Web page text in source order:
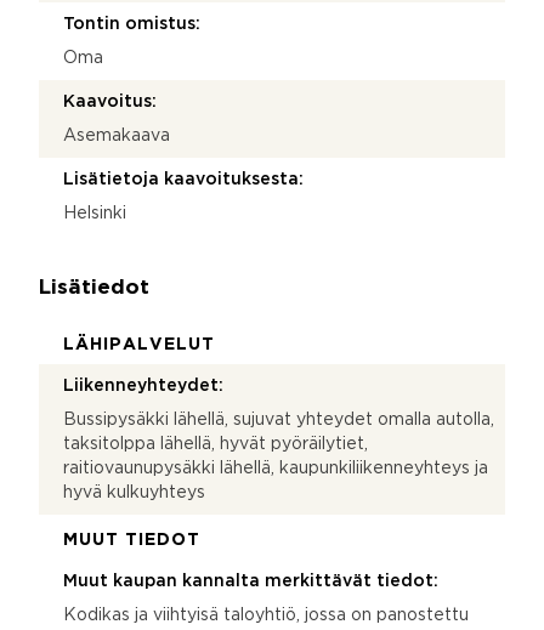
Tontin omistus:
Oma
Kaavoitus:
Asemakaava
Lisätietoja kaavoituksesta:
Helsinki
Lisätiedot
LÄHIPALVELUT
Liikenneyhteydet:
Bussipysäkki lähellä, sujuvat yhteydet omalla autolla,
taksitolppa lähellä, hyvät pyöräilytiet,
raitiovaunupysäkki lähellä, kaupunkiliikenneyhteys ja
hyvä kulkuyhteys
MUUT TIEDOT
Muut kaupan kannalta merkittävät tiedot:
Kodikas ja viihtyisä taloyhtiö, jossa on panostettu